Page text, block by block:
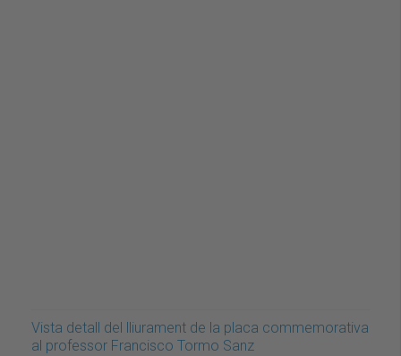
Vista detall del lliurament de la placa commemorativa
al professor Francisco Tormo Sanz